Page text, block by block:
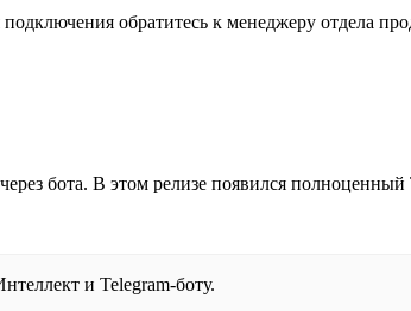
обратитесь к менеджеру отдела
бота. В этом релизе появился
и Telegram-боту.